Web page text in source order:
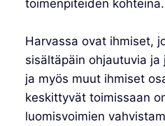
toimenpiteiden kohteina.
Harvassa ovat ihmiset,
sisältäpäin ohjautuvia
ja myös muut ihmiset
keskittyvät toimissaan
luomisvoimien